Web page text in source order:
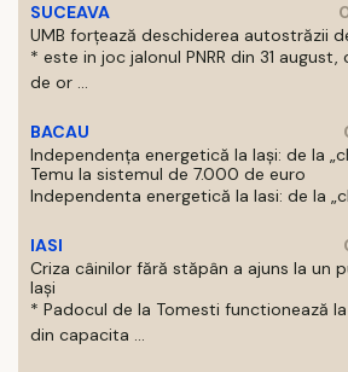
SUCEAVA
UMB forțează deschiderea autostrăzii
* este in joc jalonul PNRR din 31
de or ...
BACAU
Independența energetică la Iași: de la
Temu la sistemul de 7.000 de euro
Independenta energetică la Iasi: de la
IASI
Criza câinilor fără stăpân a ajuns la un
Iași
* Padocul de la Tomesti functionează
din capacita ...